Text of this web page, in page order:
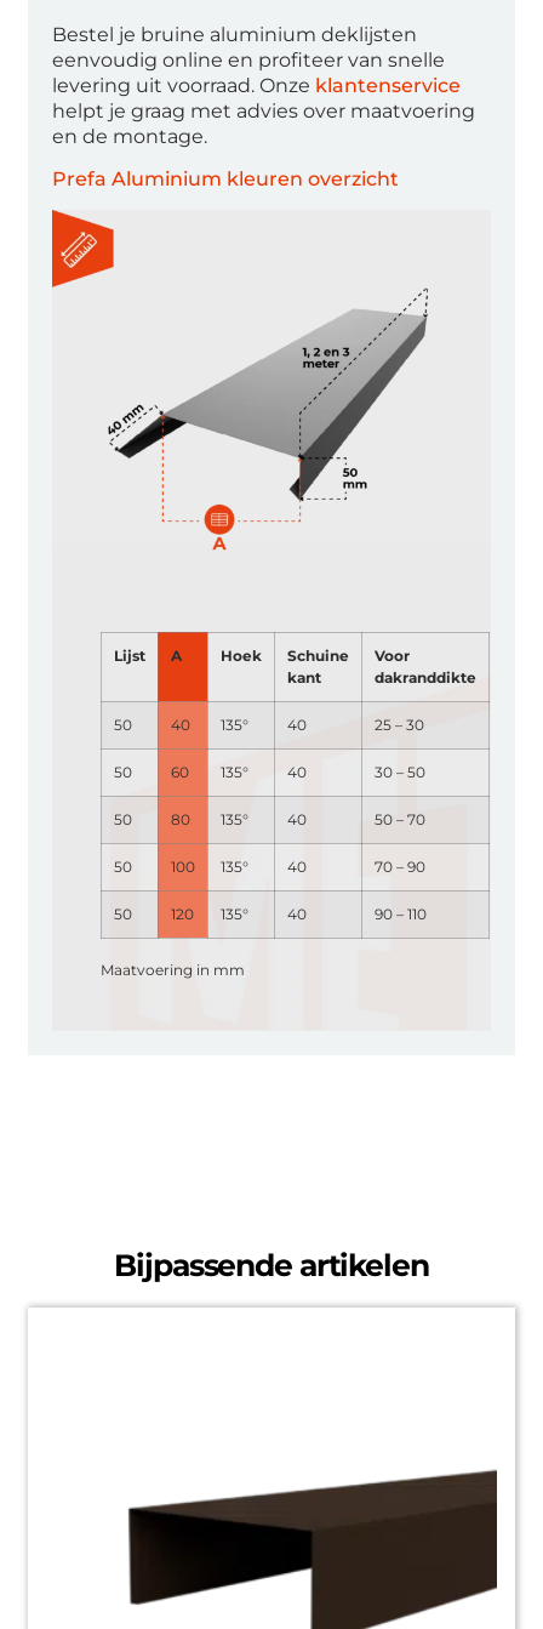
Bestel je bruine aluminium deklijsten
eenvoudig online en profiteer van snelle
levering uit voorraad. Onze klantenservice
helpt je graag met advies over maatvoering
en de montage.
Prefa Aluminium kleuren overzicht
Lijst A Hoek
Schuine
kant
Voor
dakranddikte
50 40 135° 40 25 – 30
50 60 135° 40 30 – 50
50 80 135° 40 50 – 70
50 100 135° 40 70 – 90
50 120 135° 40 90 – 110
Maatvoering in mm
Bijpassende artikelen